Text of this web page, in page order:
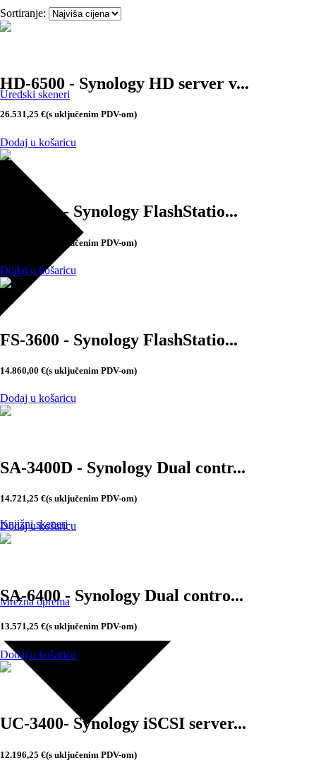
Uredski skeneri
Knjižni skeneri
Mrežna oprema
Sortiranje:
HD-6500 - Synology HD server v...
26.531,25 €(s uključenim PDV-om)
Dodaj u košaricu
FS-6400 - Synology FlashStatio...
(s uključenim PDV-om)
Dodaj u košaricu
FS-3600 - Synology FlashStatio...
14.860,00 €(s uključenim PDV-om)
Dodaj u košaricu
SA-3400D - Synology Dual contr...
14.721,25 €(s uključenim PDV-om)
Dodaj u košaricu
SA-6400 - Synology Dual contro...
13.571,25 €(s uključenim PDV-om)
Dodaj u košaricu
UC-3400- Synology iSCSI server...
12.196,25 €(s uključenim PDV-om)